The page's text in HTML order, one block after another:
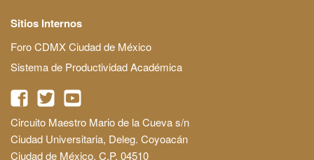
Sitios Internos
Foro CDMX Ciudad de México
Sistema de Productividad Académica
Circuito Maestro Mario de la Cueva s/n
Ciudad Universitaria, Deleg. Coyoacán
Ciudad de México, C.P. 04510